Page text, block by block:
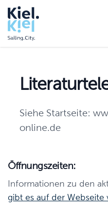
Siehe Startseite:
online.de
Öffnungszeiten:
Informationen zu den
gibt es auf der